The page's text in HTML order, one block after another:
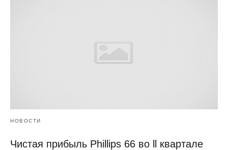
НОВОСТИ
Чистая прибыль Phillips 66 во ll квартале